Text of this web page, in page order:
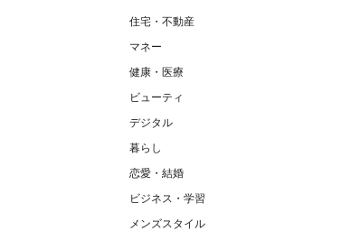
住宅・不動産
マネー
健康・医療
ビューティ
デジタル
暮らし
恋愛・結婚
ビジネス・学習
メンズスタイル